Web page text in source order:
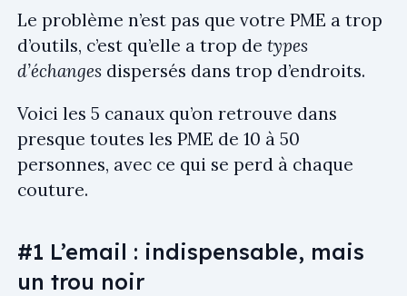
Le problème n’est pas que votre PME a trop
d’outils, c’est qu’elle a trop de types
d’échanges dispersés dans trop d’endroits.
Voici les 5 canaux qu’on retrouve dans
presque toutes les PME de 10 à 50
personnes, avec ce qui se perd à chaque
couture.
#1 L’email : indispensable, mais
un trou noir